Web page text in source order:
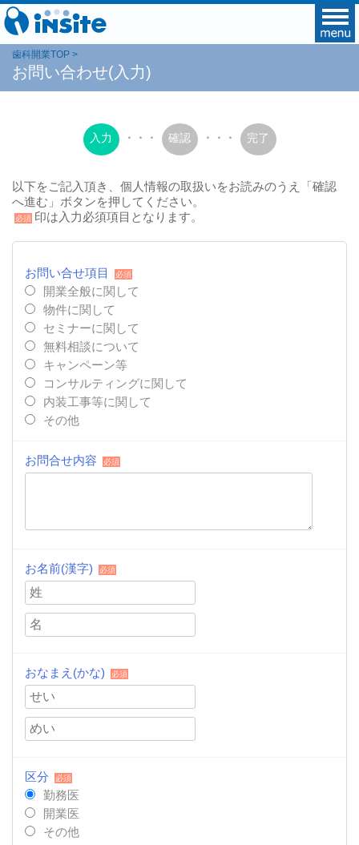
歯科開業TOP
お問い合わせ(入力)
入力 ・・・ 確認 ・・・ 完了
以下をご記入頂き、個人情報の取扱いをお読みのうえ「確認
へ進む」ボタンを押してください。
必須 印は入力必須項目となります。
お問い合せ項目 必須
開業全般に関して
物件に関して
セミナーに関して
無料相談について
キャンペーン等
コンサルティングに関して
内装工事等に関して
その他
お問合せ内容 必須
お名前(漢字) 必須
おなまえ(かな) 必須
区分 必須
勤務医
開業医
その他